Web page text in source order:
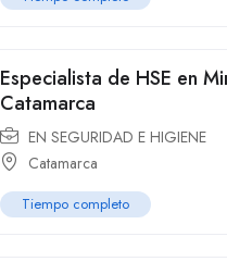
Especialista de HSE en
Catamarca
EN SEGURIDAD E HIGIENE
Catamarca
Tiempo completo